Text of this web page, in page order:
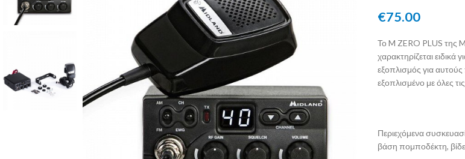
€75.00
Το M ZERO PLUS της
χαρακτηρίζεται ειδικά
εξοπλισμός για
εξοπλισμένο με όλες
Περιεχόμενα
βάση πομποδέκτη,